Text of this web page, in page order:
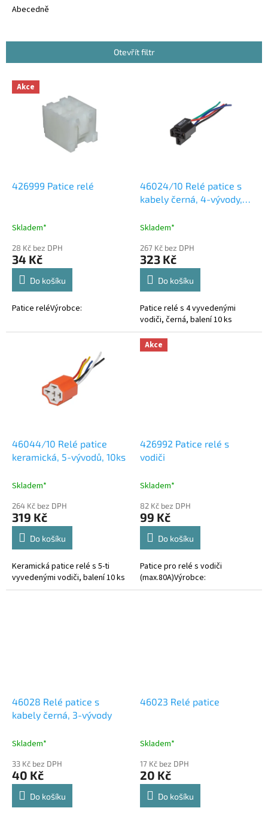
r
Abecedně
Otevřít filtr
V Akce
426999 Patice relé
Skladem*
28 Kč bez DPH
34 Kč
Do košíku
Patice reléVýrobce:
46024/10 Relé patice s
kabely černá, 4-vývody,
Skladem*
267 Kč bez DPH
323 Kč
Do košíku
Patice relé s 4 vyvedenými
vodiči, černá, balení 10 ks
46044/10 Relé patice
keramická, 5-vývodů, 10ks
Skladem*
264 Kč bez DPH
319 Kč
Do košíku
Keramická patice relé s 5-ti
vyvedenými vodiči, balení 10 ks
Akce
426992 Patice relé s
vodiči
Skladem*
82 Kč bez DPH
99 Kč
Do košíku
Patice pro relé s vodiči
(max.80A)Výrobce:
46028 Relé patice s
kabely černá, 3-vývody
Skladem*
33 Kč bez DPH
40 Kč
Do košíku
46023 Relé patice
Skladem*
17 Kč bez DPH
20 Kč
Do košíku